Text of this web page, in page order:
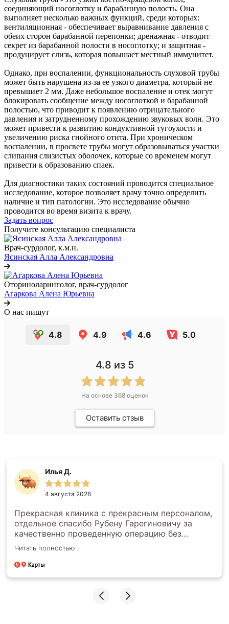
соединяющий носоглотку и барабанную полость. Она
выполняет несколько важных функций, среди которых:
вентиляционная - обеспечивает выравнивание давления с
обеих сторон барабанной перепонки; дренажная - отводит
секрет из барабанной полости в носоглотку; и защитная -
продуцирует слизь, которая повышает местный иммунитет.
Однако, при воспалении, функциональность слуховой трубы
может быть нарушена из-за ее узкого диаметра, который не
превышает 2 мм. Даже небольшое воспаление и отек могут
блокировать сообщение между носоглоткой и барабанной
полостью, что приводит к появлению отрицательного
давления и затрудненному прохождению звуковых волн. Это
может привести к развитию кондуктивной тугоухости и
увеличению риска гнойного отита. При хроническом
воспалении, в просвете трубы могут образовываться участки
слипания слизистых оболочек, которые со временем могут
привести к образованию спаек.
Для диагностики таких состояний проводится специальное
исследование, которое позволяет врачу точно определить
наличие и тип патологии. Это исследование обычно
проводится во время визита к врачу.
Задать вопрос
Получите консультацию специалиста
Врач-сурдолог, к.м.н.
Ясинская Алла Александровна
Оториноларинголог, врач-сурдолог
Агаркова Алена Юрьевна
О нас пишут
4.8 4.9 4.6 5.0
4.8 из 5
На основе 368оценок
Оставить отзыв
Илья Д.
4 августа 2026
Прекрасная клиника с прекрасным персоналом,
отдельное спасибо Рубену Гарегиновичу за
качественно проведенную операцию без
последствий и скрытый камней, очень рад, что
сделал операцию именно у вас
Читать полностью